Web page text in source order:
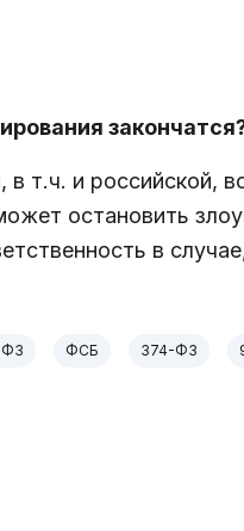
т.ч. и российской,
остановить
в
ФЗ ФСБ 374-ФЗ